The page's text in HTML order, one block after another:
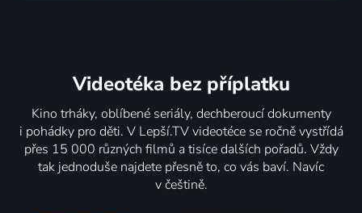
Videotéka bez příplatku
Kino trháky, oblíbené seriály, dechberoucí dokumenty
i pohádky pro děti. V Lepší.TV videotéce se ročně vystřídá
přes 15 000 různých filmů a tisíce dalších pořadů. Vždy
tak jednoduše najdete přesně to, co vás baví. Navíc
v češtině.